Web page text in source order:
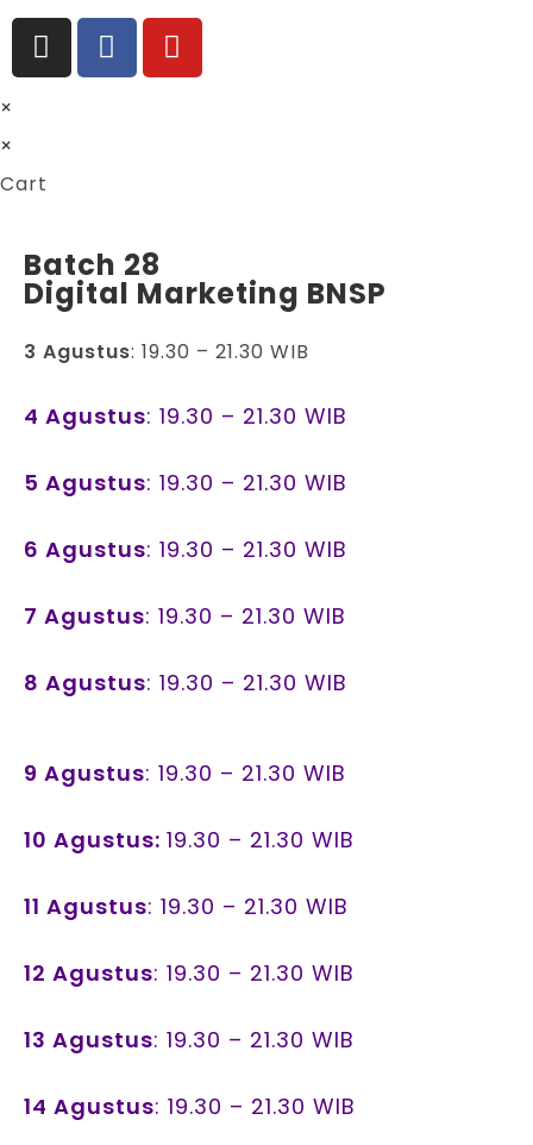
×
×
Cart
Batch 28
Digital Marketing BNSP
3 Agustus: 19.30 – 21.30 WIB
4 Agustus: 19.30 – 21.30 WIB
5 Agustus: 19.30 – 21.30 WIB
6 Agustus: 19.30 – 21.30 WIB
7 Agustus: 19.30 – 21.30 WIB
8 Agustus: 19.30 – 21.30 WIB
9 Agustus: 19.30 – 21.30 WIB
10 Agustus: 19.30 – 21.30 WIB
11 Agustus: 19.30 – 21.30 WIB
12 Agustus: 19.30 – 21.30 WIB
13 Agustus: 19.30 – 21.30 WIB
14 Agustus: 19.30 – 21.30 WIB